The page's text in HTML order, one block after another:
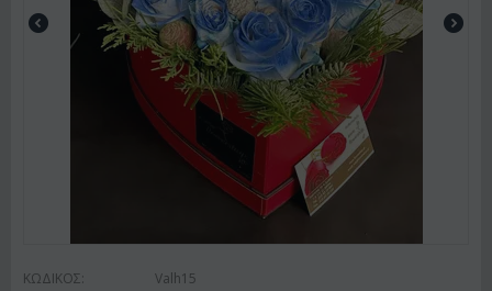
ΚΩΔΙΚΟΣ: Valh15